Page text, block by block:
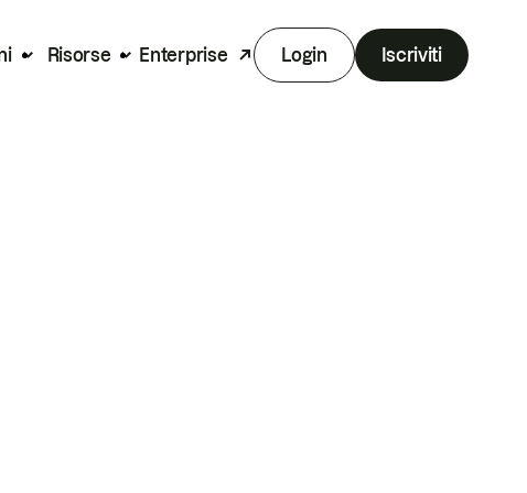
Risorse Enterprise Login Iscriviti